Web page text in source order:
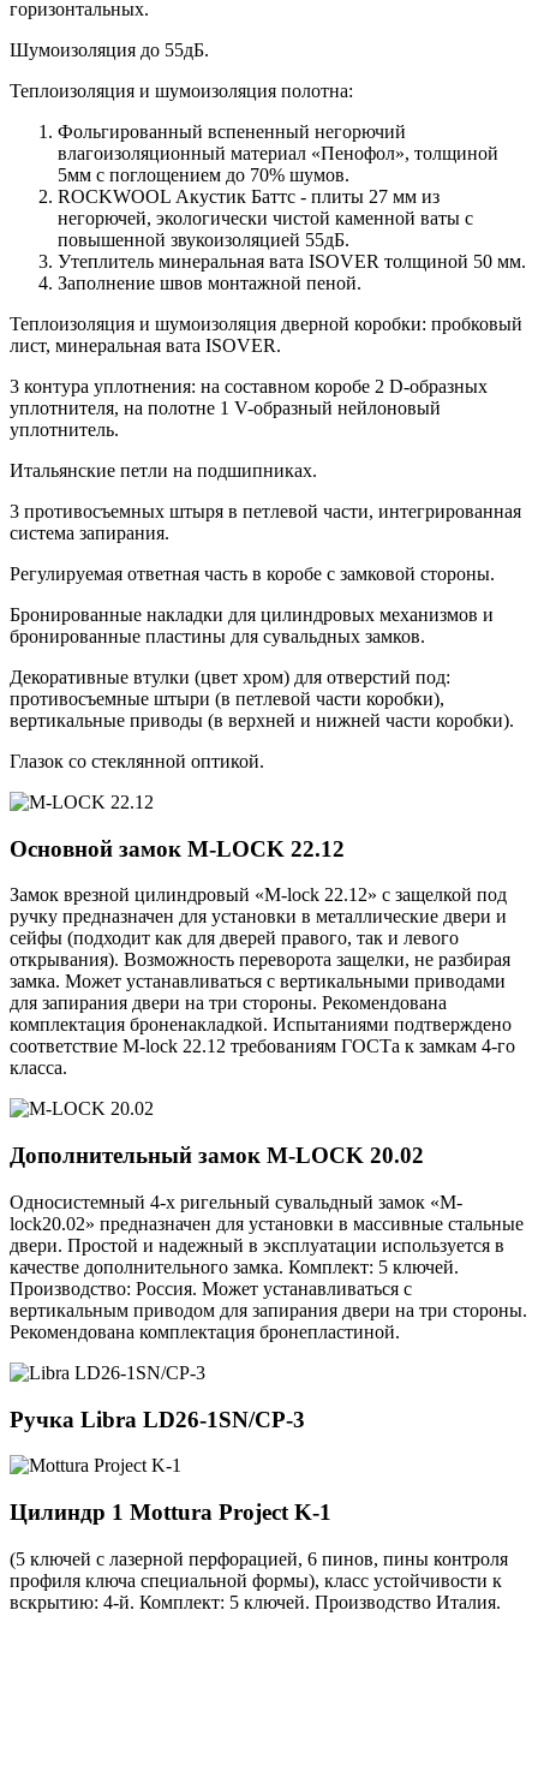
горизонтальных.
Шумоизоляция до 55дБ.
Теплоизоляция и шумоизоляция полотна:
Фольгированный вспененный негорючий
влагоизоляционный материал «Пенофол», толщиной
5мм с поглощением до 70% шумов.
ROCKWOOL Акустик Баттс - плиты 27 мм из
негорючей, экологически чистой каменной ваты с
повышенной звукоизоляцией 55дБ.
Утеплитель минеральная вата ISOVER толщиной 50 мм.
Заполнение швов монтажной пеной.
Теплоизоляция и шумоизоляция дверной коробки: пробковый
лист, минеральная вата ISOVER.
3 контура уплотнения: на составном коробе 2 D-образных
уплотнителя, на полотне 1 V-образный нейлоновый
уплотнитель.
Итальянские петли на подшипниках.
3 противосъемных штыря в петлевой части, интегрированная
система запирания.
Регулируемая ответная часть в коробе с замковой стороны.
Бронированные накладки для цилиндровых механизмов и
бронированные пластины для сувальдных замков.
Декоративные втулки (цвет хром) для отверстий под:
противосъемные штыри (в петлевой части коробки),
вертикальные приводы (в верхней и нижней части коробки).
Глазок со стеклянной оптикой.
Основной замок M-LOCK 22.12
Замок врезной цилиндровый «M-lock 22.12» с защелкой под
ручку предназначен для установки в металлические двери и
сейфы (подходит как для дверей правого, так и левого
открывания). Возможность переворота защелки, не разбирая
замка. Может устанавливаться с вертикальными приводами
для запирания двери на три стороны. Рекомендована
комплектация броненакладкой. Испытаниями подтверждено
соответствие M-lock 22.12 требованиям ГОСТа к замкам 4-го
класса.
Дополнительный замок M-LOCK 20.02
Односистемный 4-х ригельный сувальдный замок «M-
lock20.02» предназначен для установки в массивные стальные
двери. Простой и надежный в эксплуатации используется в
качестве дополнительного замка. Комплект: 5 ключей.
Производство: Россия. Может устанавливаться с
вертикальным приводом для запирания двери на три стороны.
Рекомендована комплектация бронепластиной.
Ручка Libra LD26-1SN/CP-3
Цилиндр 1 Mottura Project K-1
(5 ключей с лазерной перфорацией, 6 пинов, пины контроля
профиля ключа специальной формы), класс устойчивости к
вскрытию: 4-й. Комплект: 5 ключей. Производство Италия.